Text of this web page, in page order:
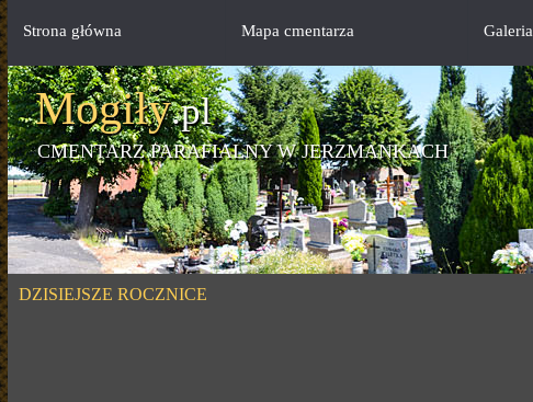
Mogiły.pl
CMENTARZ PARAFIALNY W JERZMANKACH
Strona główna Mapa cmentarza Galeria
DZISIEJSZE ROCZNICE